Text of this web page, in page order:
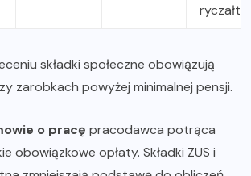
ryczałt
składki społeczne obowiązują
zarobkach powyżej minimalnej pensji.
o pracę pracodawca potrąca
obowiązkowe opłaty. Składki ZUS i